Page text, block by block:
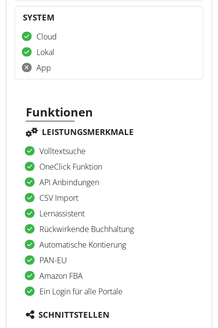
SYSTEM
Cloud
Lokal
App
Funktionen
LEISTUNGSMERKMALE
Volltextsuche
OneClick Funktion
API Anbindungen
CSV Import
Lernassistent
Rückwirkende Buchhaltung
Automatische Kontierung
PAN-EU
Amazon FBA
Ein Login für alle Portale
SCHNITTSTELLEN